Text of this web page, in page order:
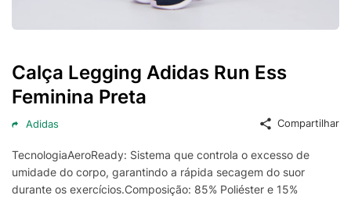
Calça Legging Adidas Run Ess
Feminina Preta
Adidas Compartilhar
TecnologiaAeroReady: Sistema que controla o excesso de
umidade do corpo, garantindo a rápida secagem do suor
durante os exercícios.Composição: 85% Poliéster e 15%